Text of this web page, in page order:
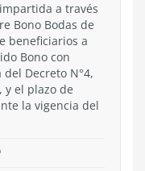
a través
Bono Bodas de
beneficiarios a
Bono con
Decreto N°4,
y el plazo de
la vigencia del